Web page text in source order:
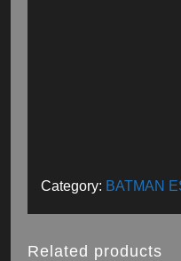
Category: BATMAN
Related products